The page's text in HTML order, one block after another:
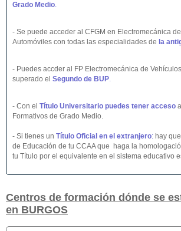
Grado Medio.
- Se puede acceder al CFGM en Electromecánica
Automóviles con todas las especialidades de la
- Puedes accder al FP Electromecánica de
superado el Segundo de BUP.
- Con el Título Universitario puedes tener acceso
Formativos de Grado Medio.
- Si tienes un Título Oficial en el extranjero: hay
de Educación de tu CCAA que haga la
tu Título por el equivalente en el sistema educativo
Centros de formación dónde se
en BURGOS